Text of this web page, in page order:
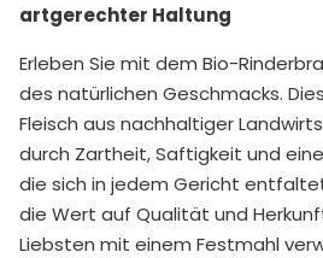
artgerechter Haltung
Erleben Sie mit dem Bio-
des natürlichen Geschmacks.
Fleisch aus nachhaltiger
durch Zartheit, Saftigkeit und
die sich in jedem Gericht
die Wert auf Qualität und
Liebsten mit einem Festmahl